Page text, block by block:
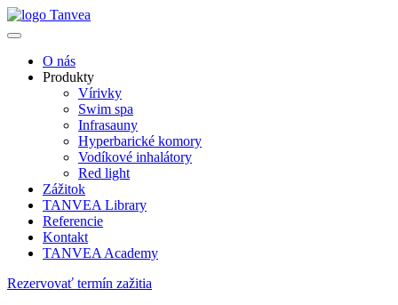
O nás
Produkty
Vírivky
Swim spa
Infrasauny
Hyperbarické komory
Vodíkové inhalátory
Red light
Zážitok
TANVEA Library
Referencie
Kontakt
TANVEA Academy
Rezervovať termín zažitia